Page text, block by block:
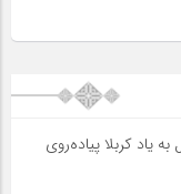
به یاد کربلا پیاده‌روی